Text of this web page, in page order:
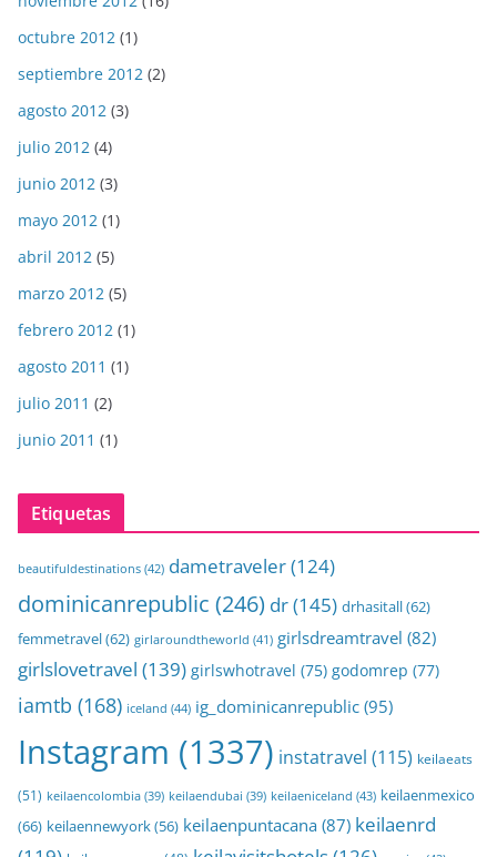
octubre 2012 (1)
septiembre 2012 (2)
agosto 2012 (3)
julio 2012 (4)
junio 2012 (3)
mayo 2012 (1)
abril 2012 (5)
marzo 2012 (5)
febrero 2012 (1)
agosto 2011 (1)
julio 2011 (2)
junio 2011 (1)
Etiquetas
beautifuldestinations (42) dametraveler(124)
dominicanrepublic (246) dr(145) drhasitall(62)
femmetravel(62) girlaroundtheworld (41) girlsdreamtravel (82)
girlslovetravel (139) girlswhotravel (75) godomrep (77)
iamtb (168) iceland (44) ig_dominicanrepublic (95)
Instagram (1337) instatravel (115) keilaeats
(51) keilaencolombia (39) keilaendubai (39) keilaeniceland (43) keilaenmexico
(66) keilaennewyork(56) keilaenpuntacana (87) keilaenrd